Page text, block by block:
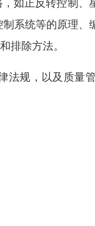
系统等的原理
排除方法。
法规，以及质量